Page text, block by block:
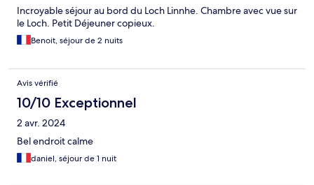
Incroyable séjour au bord du Loch Linnhe. Chambre avec vue sur
le Loch. Petit Déjeuner copieux.
Benoit, séjour de 2 nuits
Avis vérifié
10/10 Exceptionnel
2 avr. 2024
Bel endroit calme
daniel, séjour de 1 nuit